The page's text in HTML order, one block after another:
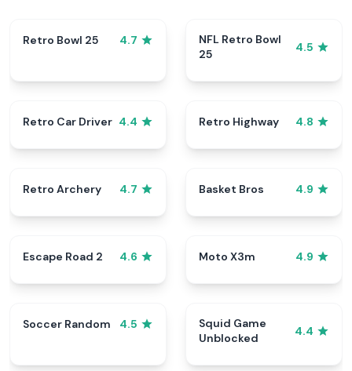
Retro Bowl 25 4.7
NFL Retro Bowl
25
4.5
Retro Car Driver 4.4 Retro Highway 4.8
Retro Archery 4.7 Basket Bros 4.9
Escape Road 2 4.6 Moto X3m 4.9
Soccer Random 4.5
Squid Game
Unblocked
4.4